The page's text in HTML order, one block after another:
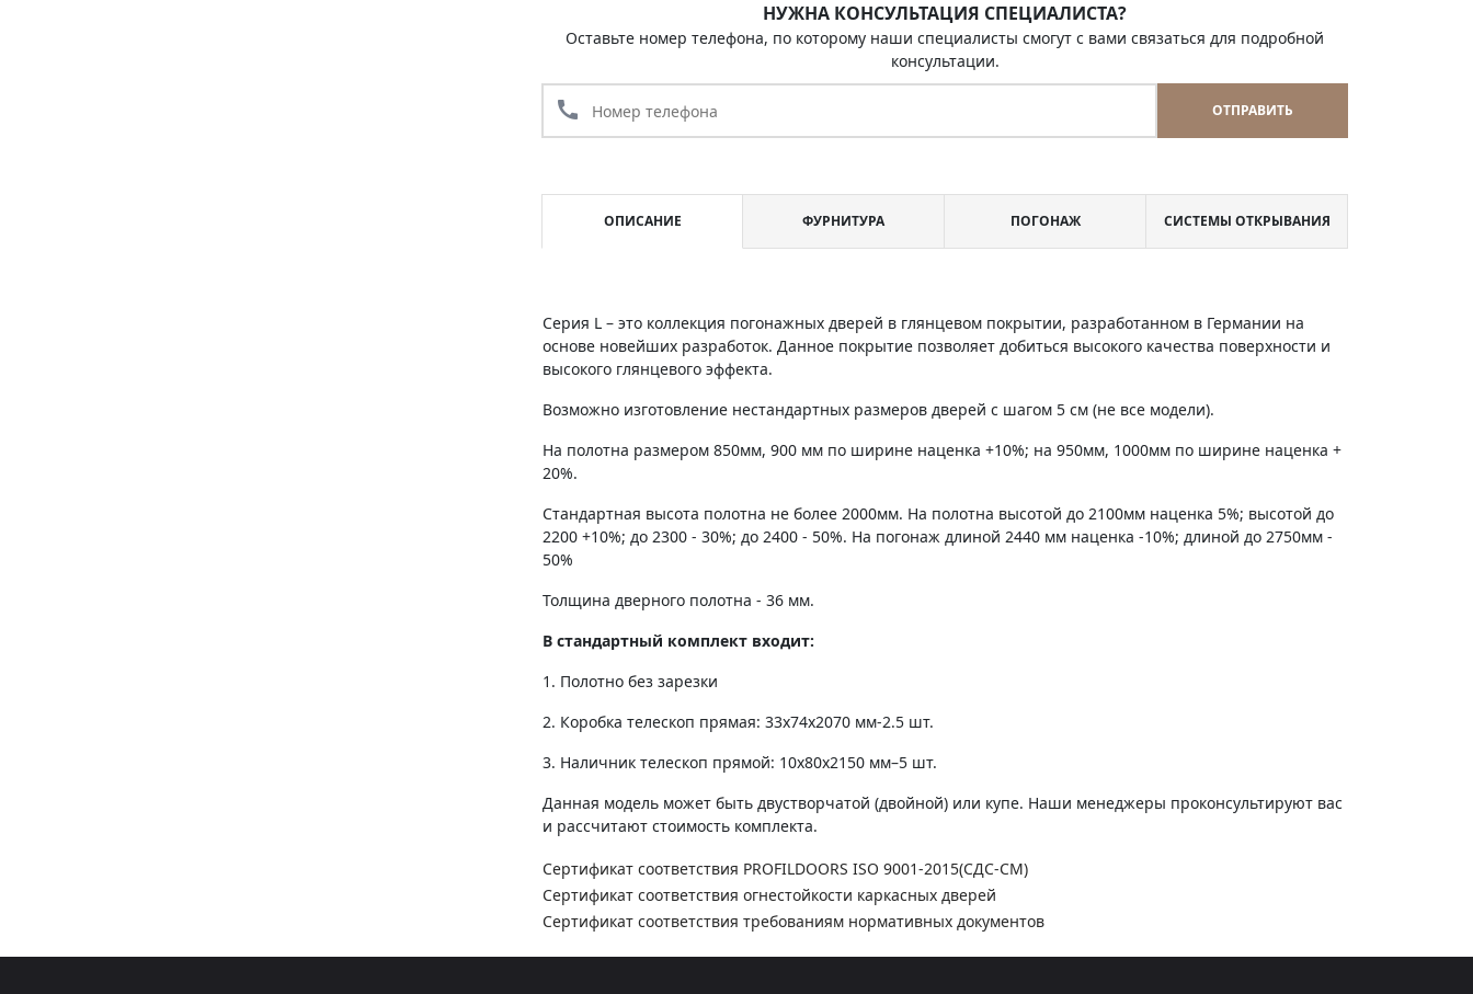
НУЖНА КОНСУЛЬТАЦИЯ СПЕЦИАЛИСТА?
Оставьте номер телефона, по которому наши специалисты смогут с вами связаться для подробной
консультации.
call ОТПРАВИТЬ
ОПИСАНИЕ ФУРНИТУРА ПОГОНАЖ СИСТЕМЫ ОТКРЫВАНИЯ
Серия L – это коллекция погонажных дверей в глянцевом покрытии, разработанном в Германии на
основе новейших разработок. Данное покрытие позволяет добиться высокого качества поверхности и
высокого глянцевого эффекта.
Возможно изготовление нестандартных размеров дверей с шагом 5 см (не все модели).
На полотна размером 850мм, 900 мм по ширине наценка +10%; на 950мм, 1000мм по ширине наценка +
20%.
Стандартная высота полотна не более 2000мм. На полотна высотой до 2100мм наценка 5%; высотой до
2200 +10%; до 2300 - 30%; до 2400 - 50%. На погонаж длиной 2440 мм наценка -10%; длиной до 2750мм -
50%
Толщина дверного полотна - 36 мм.
В стандартный комплект входит:
1. Полотно без зарезки
2. Коробка телескоп прямая: 33х74х2070 мм-2.5 шт.
3. Наличник телескоп прямой: 10х80х2150 мм–5 шт.
Данная модель может быть двустворчатой (двойной) или купе. Наши менеджеры проконсультируют вас
и рассчитают стоимость комплекта.
Сертификат соответствия PROFILDOORS ISO 9001-2015(СДС-СМ)
Сертификат соответствия огнестойкости каркасных дверей
Сертификат соответствия требованиям нормативных документов